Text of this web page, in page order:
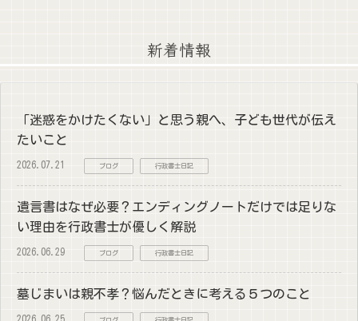
新着情報
「迷惑をかけたくない」と思う親へ、子ども世代が伝え
たいこと
2026.07.21 ブログ 行政書士日記
遺言書はなぜ必要？エンディングノートだけでは足りな
い理由を行政書士が優しく解説
2026.06.29 ブログ 行政書士日記
墓じまいは親不孝？悩んだときに考える５つのこと
2026.06.25